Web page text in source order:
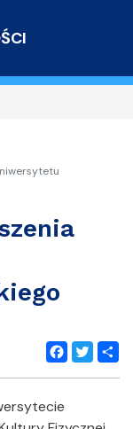
Facebook
Twitter